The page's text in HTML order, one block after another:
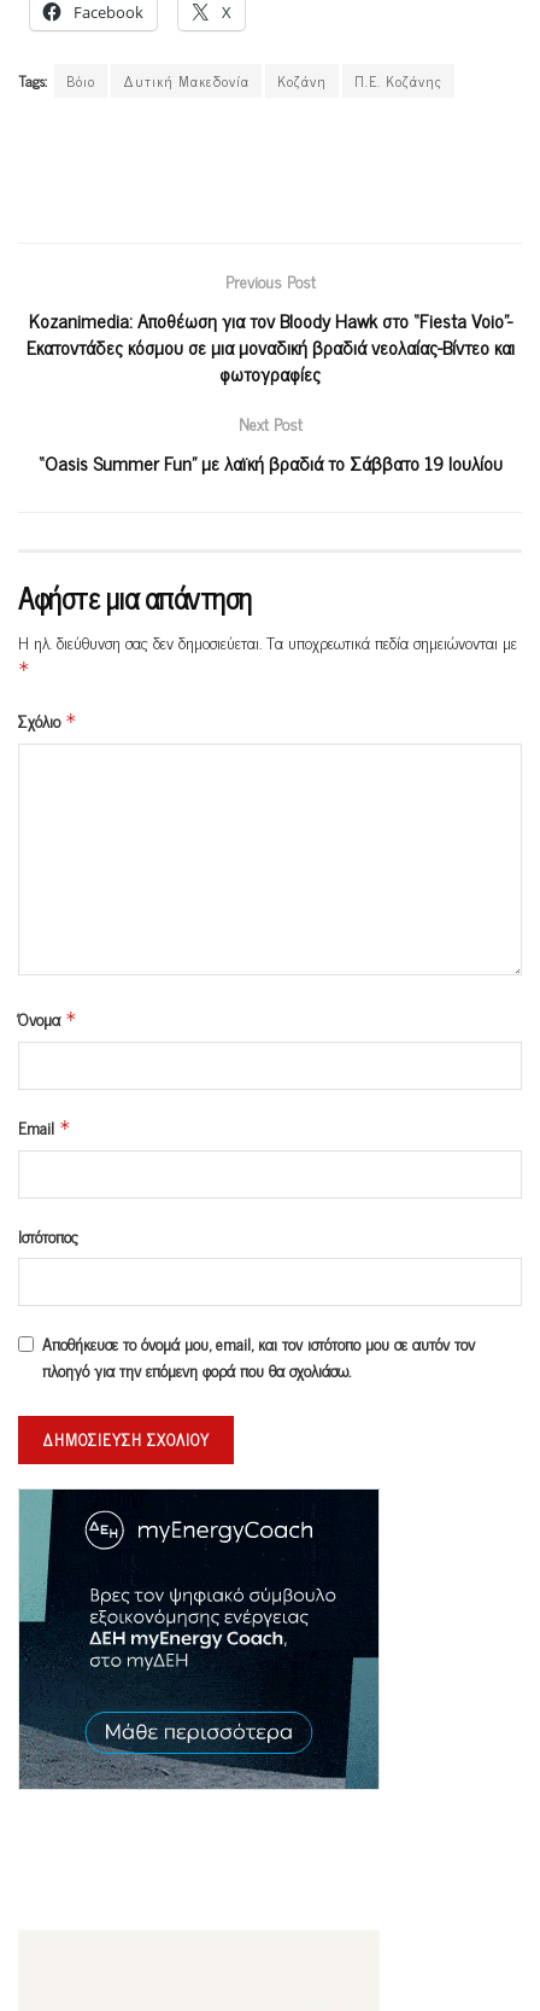
Facebook X
Tags: Βόιο Δυτική Μακεδονία Κοζάνη Π.Ε. Κοζάνης
Previous Post
Kozanimedia: Αποθέωση για τον Bloody Hawk στο “Fiesta Voio”-
Εκατοντάδες κόσμου σε μια μοναδική βραδιά νεολαίας-Βίντεο και
φωτογραφίες
Next Post
“Οasis Summer Fun” με λαϊκή βραδιά το Σάββατο 19 Ιουλίου
Αφήστε μια απάντηση
Η ηλ. διεύθυνση σας δεν δημοσιεύεται.Τα υποχρεωτικά πεδία σημειώνονται με
*
Σχόλιο *
Όνομα *
Email *
Ιστότοπος
Αποθήκευσε το όνομά μου, email, και τον ιστότοπο μου σε αυτόν τον
πλοηγό για την επόμενη φορά που θα σχολιάσω.